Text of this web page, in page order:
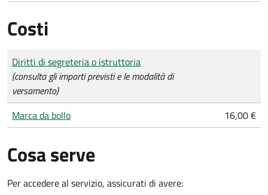
Costi
Tipo di pagamento
Importo
Diritti di segreteria o istruttoria
(consulta gli importi previsti e le modalità di
versamento)
Marca da bollo
16,00 €
Cosa serve
Per accedere al servizio, assicurati di avere: